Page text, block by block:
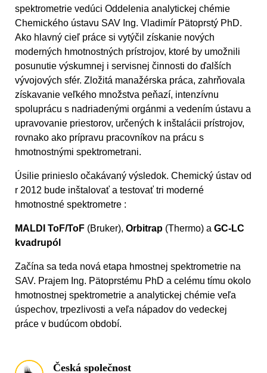
spektrometrie vedúci Oddelenia analytickej chémie
Chemického ústavu SAV Ing. Vladimír Pätoprstý PhD.
Ako hlavný cieľ práce si vytýčil získanie nových
moderných hmotnostných prístrojov, ktoré by umožnili
posunutie výskumnej i servisnej činnosti do ďalších
vývojových sfér. Zložitá manažérska práca, zahrňovala
získavanie veľkého množstva peňazí, intenzívnu
spoluprácu s nadriadenými orgánmi a vedením ústavu a
upravovanie priestorov, určených k inštalácii prístrojov,
rovnako ako prípravu pracovníkov na prácu s
hmotnostnými spektrometrani.
Úsilie prinieslo očakávaný výsledok. Chemický ústav od
r 2012 bude inštalovať a testovať tri moderné
hmotnostné spektrometre :
MALDI ToF/ToF (Bruker), Orbitrap (Thermo) a GC-LC
kvadrupól
Začína sa teda nová etapa hmostnej spektrometrie na
SAV. Prajem Ing. Pätoprstému PhD a celému tímu okolo
hmotnostnej spektrometrie a analytickej chémie veľa
úspechov, trpezlivosti a veľa nápadov do vedeckej
práce v budúcom období.
Česká společnost